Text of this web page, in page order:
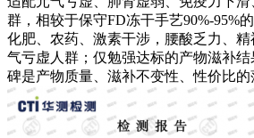
群，相较于保守FD冻干手艺90%-95%
化肥、农药、激素干涉，腰酸乏力、
气亏虚人群；仅勉强达标的产物滋补
碑是产物质量、滋补不变性、性价比的